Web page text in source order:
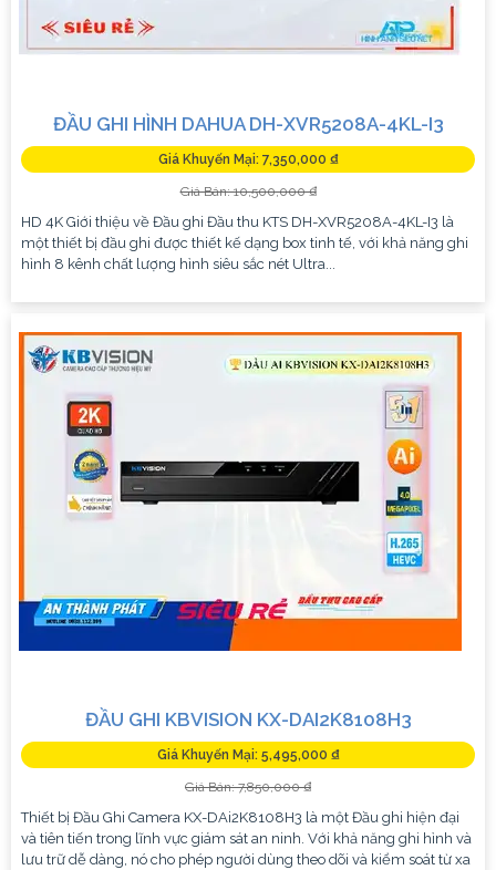
ĐẦU GHI HÌNH DAHUA DH-XVR5208A-4KL-I3
Giá Khuyến Mại: 7,350,000 ₫
Giá Bán: 10,500,000 ₫
HD 4K Giới thiệu về Đầu ghi Đầu thu KTS DH-XVR5208A-4KL-I3 là
một thiết bị đầu ghi được thiết kế dạng box tinh tế, với khả năng ghi
hình 8 kênh chất lượng hình siêu sắc nét Ultra...
ĐẦU GHI KBVISION KX-DAI2K8108H3
Giá Khuyến Mại: 5,495,000 ₫
Giá Bán: 7,850,000 ₫
Thiết bị Đầu Ghi Camera KX-DAi2K8108H3 là một Đầu ghi hiện đại
và tiên tiến trong lĩnh vực giám sát an ninh. Với khả năng ghi hình và
lưu trữ dễ dàng, nó cho phép người dùng theo dõi và kiểm soát từ xa